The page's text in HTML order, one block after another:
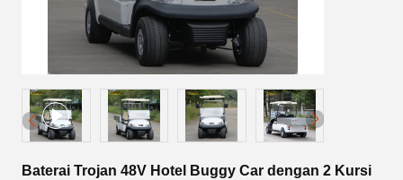
Baterai Trojan 48V Hotel Buggy Car dengan 2 Kursi